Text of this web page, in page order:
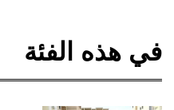
في هذه الفئة